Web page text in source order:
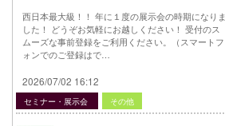
西日本最大級！！ 年に１度の展示会の時期になりま
した！ どうぞお気軽にお越しください！ 受付のス
ムーズな事前登録をご利用ください。（スマートフ
ォンでのご登録はで…
2026/07/02 16:12
セミナー・展示会 その他